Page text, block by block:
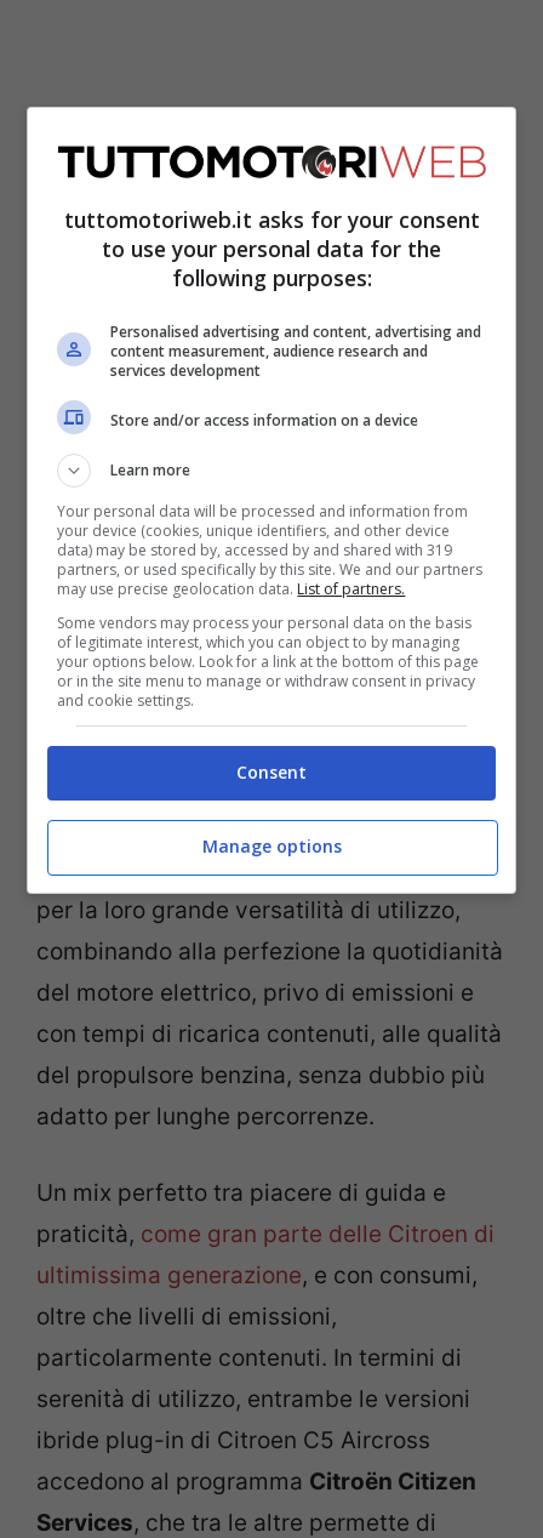
Restando in tema di autonomie, proprio la
hybrid da225 CV e-EAT8verrà
prossimamente aggiornata con un
in modalità cento per cento elettrica.
Merito anche in questo caso di una
batteria rinnovata,
da 96 celle, che porterà l’autonomia in
modalità zero emissioni della vettura a64
km complessivi.
Citroen C5 Aircross PHEV:
Versatilità, sostenibilità e
piacere di guida
Le due varianti ibride plug-in dellaCitroen
C5 Aircrosssi caratterizzano innanzitutto
per la loro grande versatilità di utilizzo,
combinando alla perfezione la quotidianità
del motore elettrico, privo di emissioni e
con tempi di ricarica contenuti, alle qualità
del propulsore benzina, senza dubbio più
adatto per lunghe percorrenze.
Un mix perfetto tra piacere di guida e
praticità, come gran parte delle Citroen di
ultimissima generazione, e con consumi,
oltre che livelli di emissioni,
particolarmente contenuti. In termini di
serenità di utilizzo, entrambe le versioni
ibride plug-in di Citroen C5 Aircross
accedono al programma Citroën Citizen
Services, che tra le altre permette di
tuttomotoriweb.it asks for your consent
to use your personal data for the
following purposes:
Personalised advertising and content, advertising and
content measurement, audience research and
services development
Store and/or access information on a device
Learn more
Your personal data will be processed and information from
your device (cookies, unique identifiers, and other device
data) may be stored by, accessed by and shared with 319
partners, or used specifically by this site. We and our partners
may use precise geolocation data. List of partners.
Some vendors may process your personal data on the basis
of legitimate interest, which you can object to by managing
your options below. Look for a link at the bottom of this page
or in the site menu to manage or withdraw consent in privacy
and cookie settings.
Consent
Manage options